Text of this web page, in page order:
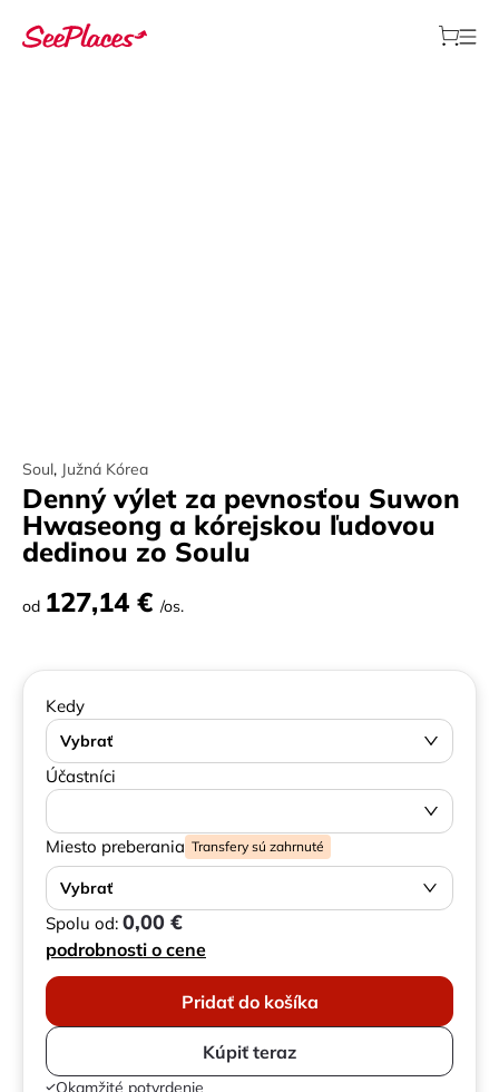
Soul, Južná Kórea
Denný výlet za pevnosťou Suwon
Hwaseong a kórejskou ľudovou
dedinou zo Soulu
od 127,14 € /os.
Kedy
Vybrať
Účastníci
Miesto preberania Transfery sú zahrnuté
Vybrať
Spolu od: 0,00 €
podrobnosti o cene
Pridať do košíka
Kúpiť teraz
Okamžité potvrdenie